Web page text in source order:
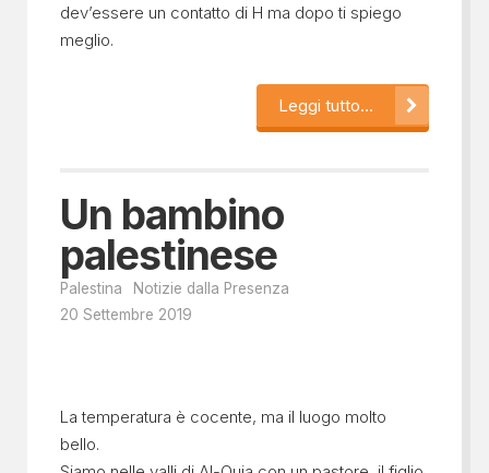
dev’essere un contatto di H ma dopo ti spiego
meglio.
Leggi tutto...
Un bambino
palestinese
Palestina
Notizie dalla Presenza
20 Settembre 2019
La temperatura è cocente, ma il luogo molto
bello.